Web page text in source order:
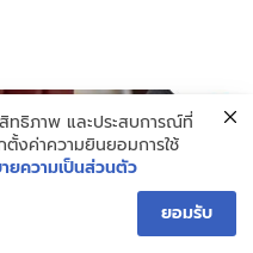
สิทธิภาพ และประสบการณ์ที่
ตั้งค่าความยินยอมการใช้
ยความเป็นส่วนตัว
ยอมรับ